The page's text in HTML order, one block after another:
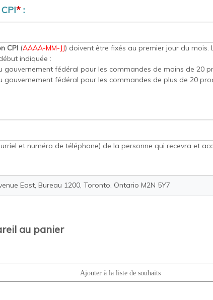
* :
CPI (AAAA-MM-JJ) doivent être fixés au premier jour du
indiquée :
gouvernement fédéral pour les commandes de moins de 20
gouvernement fédéral pour les commandes de plus de 20
et numéro de téléphone) de la personne qui recevra et
au panier